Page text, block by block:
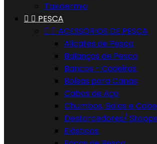
Taxidermia
  PESCA
  ACESSÓRIOS DE PESCA
Alicates de Pesca
Balanças de Pesca
Bancos - Cadeiras
Bolsas para Canas
Cabos de Aço
Chumbos, Balas e
Destorcedores/
Elásticos